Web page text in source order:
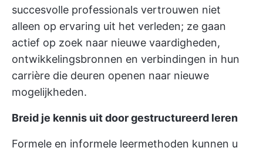
succesvolle professionals vertrouwen niet
alleen op ervaring uit het verleden; ze gaan
actief op zoek naar nieuwe vaardigheden,
ontwikkelingsbronnen en verbindingen in hun
carrière die deuren openen naar nieuwe
mogelijkheden.
Breid je kennis uit door gestructureerd leren
Formele en informele leermethoden kunnen u